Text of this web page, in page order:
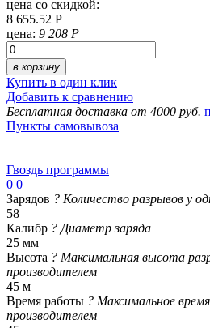
цена со скидкой:
8 655.52 Р
цена: 9 208 Р
в корзину
Купить в один клик
Добавить к сравнению
Бесплатная доставка от 4000 руб.
Пункты самовывоза
Гвоздь программы
0 0
Зарядов ? Количество разрывов у
58
Калибр ? Диаметр заряда
25 мм
Высота ? Максимальная высота
производителем
45 м
Время работы ? Максимальное
производителем